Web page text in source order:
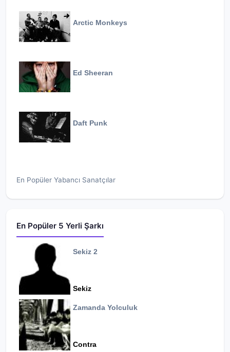
Arctic Monkeys
Ed Sheeran
Daft Punk
En Popüler Yabancı Sanatçılar
En Popüler 5 Yerli Şarkı
Sekiz 2
Sekiz
Zamanda Yolculuk
Contra